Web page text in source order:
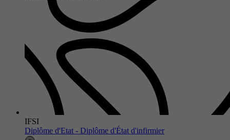
IFSI
Diplôme d'Etat - Diplôme d'État d'infirmier